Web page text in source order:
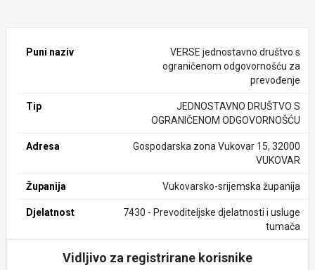
Puni naziv
VERSE jednostavno društvo s
ograničenom odgovornošću za
prevođenje
Tip
JEDNOSTAVNO DRUŠTVO S
OGRANIČENOM ODGOVORNOŠĆU
Adresa
Gospodarska zona Vukovar 15, 32000
VUKOVAR
Županija Vukovarsko-srijemska županija
Djelatnost
7430 - Prevoditeljske djelatnosti i usluge
tumača
Vidljivo za registrirane korisnike